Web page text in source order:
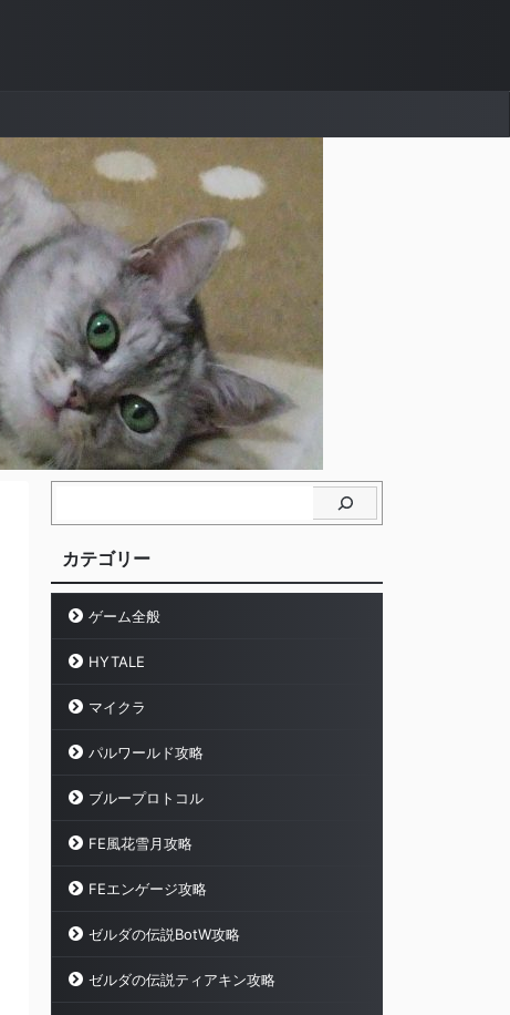
カテゴリー
ゲーム全般
HYTALE
マイクラ
パルワールド攻略
ブループロトコル
FE風花雪月攻略
FEエンゲージ攻略
ゼルダの伝説BotW攻略
ゼルダの伝説ティアキン攻略